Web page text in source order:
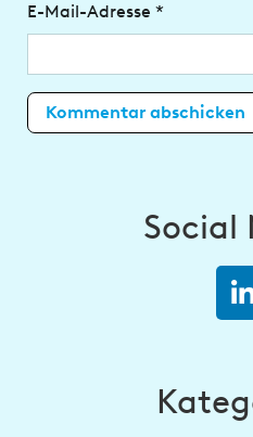
E-Mail-Adresse *
Social